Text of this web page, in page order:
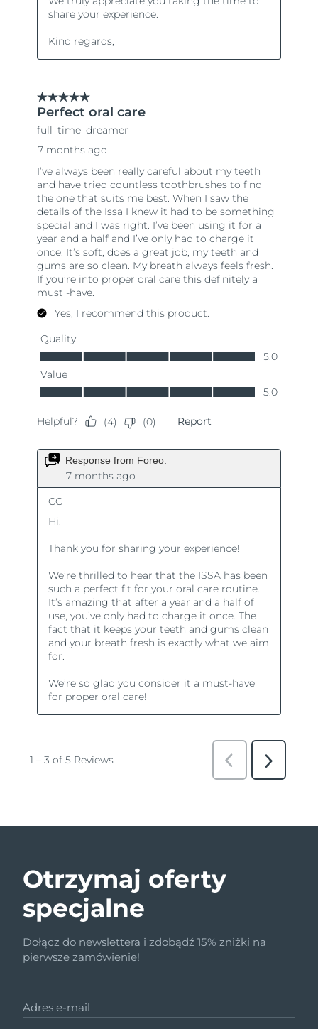
Otrzymaj oferty
specjalne
Dołącz do newslettera i zdobądź 15% zniżki na
pierwsze zamówienie!
Adres e-mail